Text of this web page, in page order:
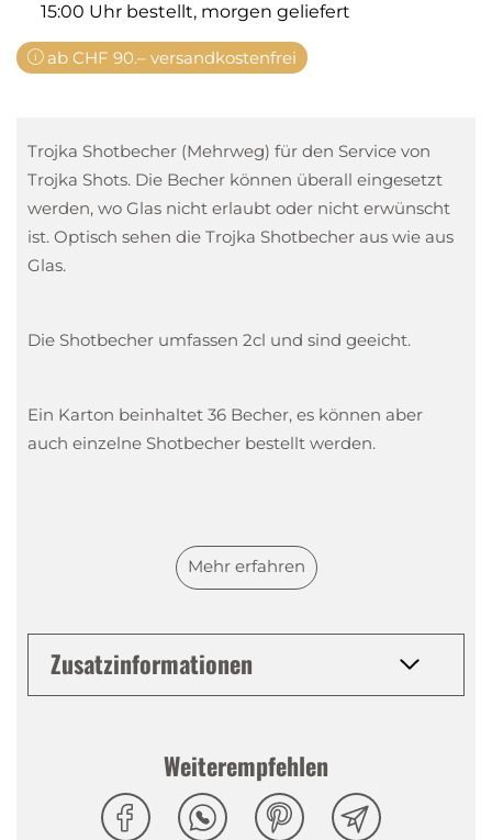
15:00 Uhr bestellt, morgen geliefert
ab CHF 90.– versandkostenfrei
Trojka Shotbecher (Mehrweg) für den Service von
Trojka Shots. Die Becher können überall eingesetzt
werden, wo Glas nicht erlaubt oder nicht erwünscht
ist. Optisch sehen die Trojka Shotbecher aus wie aus
Glas.
Die Shotbecher umfassen 2cl und sind geeicht.
Ein Karton beinhaltet 36 Becher, es können aber
auch einzelne Shotbecher bestellt werden.
Mehr erfahren
Zusatzinformationen
Weiterempfehlen